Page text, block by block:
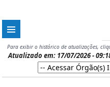
Para exibir o histórico de atualizações,
Atualizado em: 17/07/2026 -